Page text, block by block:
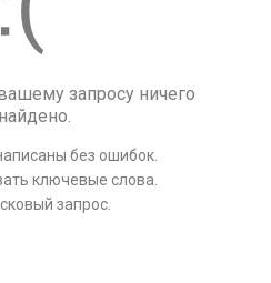
запросу ничего
без ошибок.
ключевые слова.
запрос.